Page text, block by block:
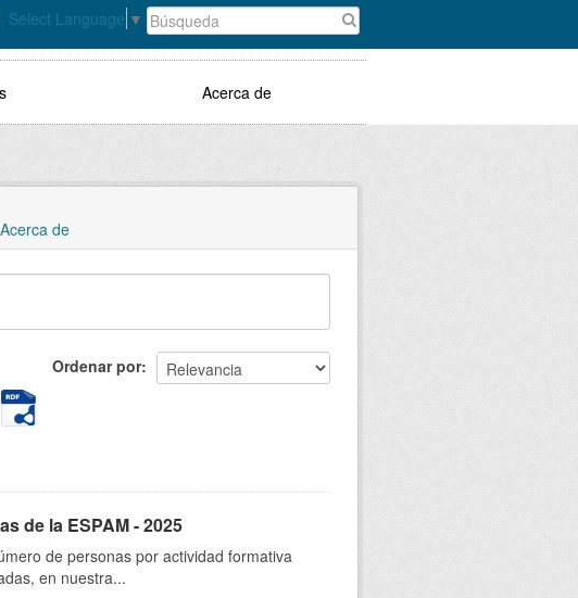
Select Language ▼
Acerca de
Acerca de
Ordenar por
de la ESPAM - 2025
de personas por actividad formativa
en nuestra...